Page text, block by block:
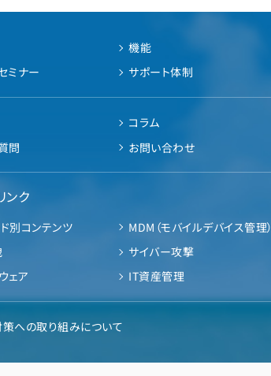
機能
ミナー
サポート体制
コラム
問
お問い合わせ
ンク
別コンテンツ MDM（モバイルデバイス管理）
サイバー攻撃
ェア
IT資産管理
への取り組みについて